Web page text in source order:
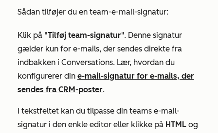
Sådan tilføjer du en team-e-mail-signatur:
Klik på "Tilføj team-signatur". Denne signatur
gælder kun for e-mails, der sendes direkte fra
indbakken i Conversations. Lær, hvordan du
konfigurerer din e-mail-signatur for e-mails, der
sendes fra CRM-poster.
I tekstfeltet kan du tilpasse din teams e-mail-
signatur i den enkle editor eller klikke på HTML og